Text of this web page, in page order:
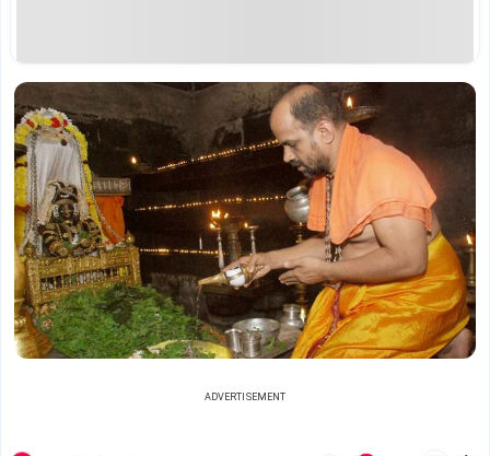
ADVERTISEMENT